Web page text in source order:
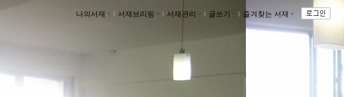
나의서재 서재브리핑 ｌ 서재관리 ｌ 글쓰기 ｌ 즐겨찾는 서재